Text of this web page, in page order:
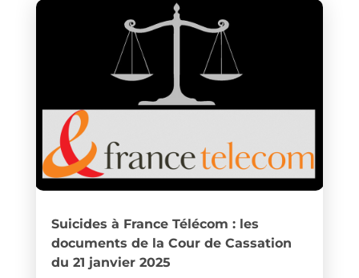
Suicides à France Télécom : les
documents de la Cour de Cassation
du 21 janvier 2025